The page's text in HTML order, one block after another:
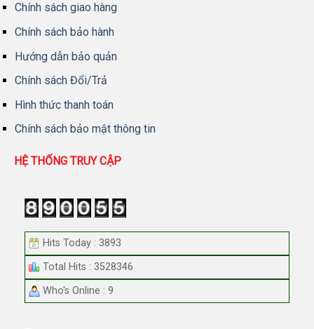
Chính sách giao hàng
Chính sách bảo hành
Hướng dẫn bảo quản
Chính sách Đổi/Trả
Hình thức thanh toán
Chính sách bảo mật thông tin
HỆ THỐNG TRUY CẬP
Hits Today : 3893
Total Hits : 3528346
Who's Online : 9